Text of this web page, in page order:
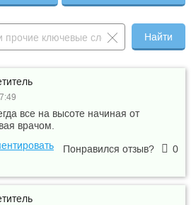
Найти
все на высоте начиная от
врачом.
Понравился отзыв?
0